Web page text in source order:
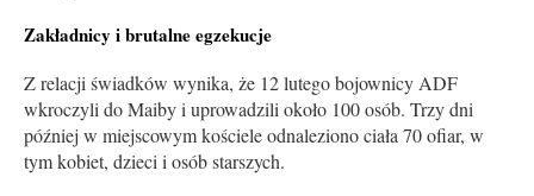
Zakładnicy i brutalne egzekucje
Z relacji świadków wynika, że 12 lutego bojownicy ADF
wkroczyli do Maiby i uprowadzili około 100 osób. Trzy dni
później w miejscowym kościele odnaleziono ciała 70 ofiar, w
tym kobiet, dzieci i osób starszych.